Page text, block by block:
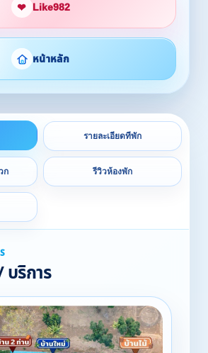
❤ Like982
หน้าหลัก
รายละเอียดที่พัก
ก รีวิวห้องพัก
ริการ